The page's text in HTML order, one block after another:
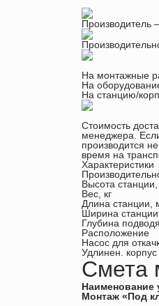
Производитель
На монтажные
На
На станцию/
Стоимость
менеджера.
производится
время на
Характеристики
Высота
Вес, кг
Длина станции,
Ширина
Глубина
Расположение
Насос для
Удлинен. корпус
Смета
Наименование
Монтаж «Под